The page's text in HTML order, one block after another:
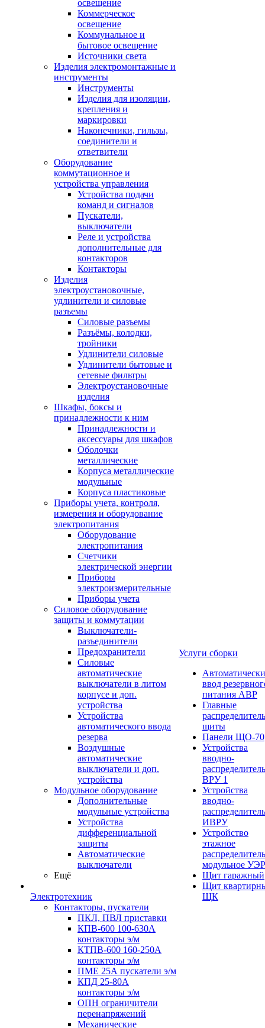
освещение
Коммерческое
освещение
Коммунальное и
бытовое освещение
Источники света
Изделия электромонтажные и
инструменты
Инструменты
Изделия для изоляции,
крепления и
маркировки
Наконечники, гильзы,
соединители и
ответвители
Оборудование
коммутационное и
устройства управления
Устройства подачи
команд и сигналов
Пускатели,
выключатели
Реле и устройства
дополнительные для
контакторов
Контакторы
Изделия
электроустановочные,
удлинители и силовые
разъемы
Силовые разъемы
Разъёмы, колодки,
тройники
Удлинители силовые
Удлинители бытовые и
сетевые фильтры
Электроустановочные
изделия
Шкафы, боксы и
принадлежности к ним
Принадлежности и
аксессуары для шкафов
Оболочки
металлические
Корпуса металлические
модульные
Корпуса пластиковые
Приборы учета, контроля,
измерения и оборудование
электропитания
Оборудование
электропитания
Счетчики
электрической энергии
Приборы
электроизмерительные
Приборы учета
Силовое оборудование
защиты и коммутации
Выключатели-
разъединители
Предохранители
Силовые
автоматические
выключатели в литом
корпусе и доп.
устройства
Устройства
автоматического ввода
резерва
Воздушные
автоматические
выключатели и доп.
устройства
Модульное оборудование
Дополнительные
модульные устройства
Устройства
дифференциальной
защиты
Автоматические
выключатели
Ещё
Электротехник
Контакторы, пускатели
ПКЛ, ПВЛ приставки
КПВ-600 100-630А
контакторы э/м
КТПВ-600 160-250А
контакторы э/м
ПМЕ 25А пускатели э/м
КПД 25-80А
контакторы э/м
ОПН ограничители
перенапряжений
Механические
Услуги сборки
ввод
питания АВР
Главные
щиты
Панели ЩО-70
Устройства
вводно-
ВРУ 1
Устройства
вводно-
ИВРУ
Устройство
этажное
модульное
Щит гаражный
Щит
ЩК